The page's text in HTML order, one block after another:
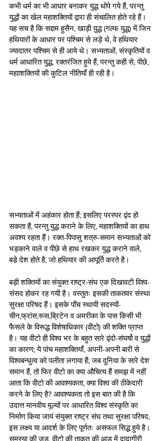
कभी धर्म का भी आधार बनाकर युद्ध थोपे गये हैं, परन्तु
युद्धों का खेल महाशक्तियों द्वारा ही संचालित होते रहे हैं।
यह सच है कि सद्दाम हुसैन, खाड़ी यु़द्ध (गल्फ युद्ध) में जिन
हथियारों के आधार पर पश्चिम से लड़े थे, वे हथियार
ज्यादातर पश्चिम से ही आये थे। सभ्यताओं, संस्कृतियों व
धर्म आधारित युद्ध, रक्तरंजित हुये हैं, परन्तु कही से, पीछे,
महााशक्तियों की कुटिल नीतियाँ ही रही है।
सभ्यताओं में अहंकार होता हैं; इसलिए परस्पर द्वंद हो
सकता हैं, परन्तु युद्ध कराने के लिए, महाशक्तियों का हाथ
अवश्य रहता हैं। रक्त-पिपासु शत्रु-समान सभ्यताओं को
भड़काने वाले व पीछे से हाथ रखकर युद्ध कराने वाले,
बडे़ देश होते है, जो हथियार की आपूर्ति करते है।
बड़ी शक्तियों का संयुक्त राष्ट्र-संघ एक दिखावटी विश्व-
संसद होकर रह गयी है। वस्तुतः इसकी ताकतवर संस्था
सुरक्षा परिषद हैं। इसके पाँच स्थायी सदस्यों-
चीन,फ्रांस,रूस,ब्रिटेन व अमरीका के पास किसी भी
फैसले के विरूद्ध विशेषाधिकार (वीटो) की शक्ति प्राप्त
है। यह वीटो ही विश्व भर के बहुत सारे द्वंदो-संघर्षो व युद्धों
का कारण; ये पांच महाशक्तियाँ, अपनी-अपनी बारी से
विश्वबन्धुत्व को पलीता लगाया हैं; जब दुनिया के सारे देश
समान हैं, तो फिर वीटो का क्या औचित्य हैं समझ में नहीं
आता कि वीटो की आवश्यकता, क्या विश्व की ठीकेदारी
करने के लिए है? आवश्यकता तो इस बात की है कि
उदात्त मानवीय मूल्यों पर आधारित विश्व संस्कृति का
निर्माण किया जायं संयुक्त राष्ट्र संघ तथा सुरक्षा परिषद,
इस लक्ष्य या आदर्श के लिए पूर्णतः असफल सिद्ध हुये है।
समस्या की जड़, वीटो की ताकत की आड़ में दादागीरी